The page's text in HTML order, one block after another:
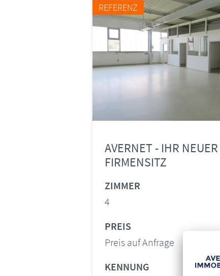
REFERENZ
AVERNET - IHR NEUER
FIRMENSITZ
ZIMMER
4
PREIS
Preis auf Anfrage
KENNUNG